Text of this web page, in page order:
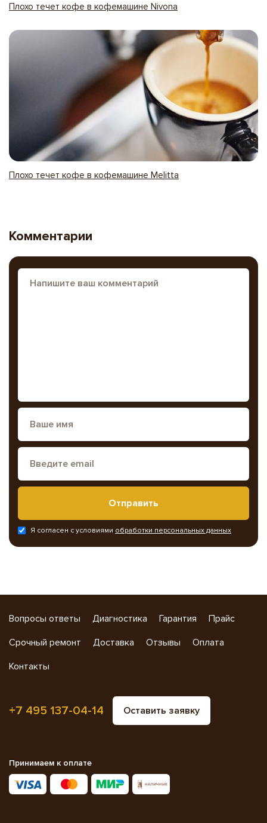
Плохо течет кофе в кофемашине Nivona
Плохо течет кофе в кофемашине Melitta
Комментарии
Отправить
Я согласен с условиями обработки персональных данных
Вопросы ответы Диагностика Гарантия
Прайс
Срочный ремонт
Доставка Отзывы
Оплата
Контакты
Принимаем к оплате
+7 495 137-04-14 Оставить заявку